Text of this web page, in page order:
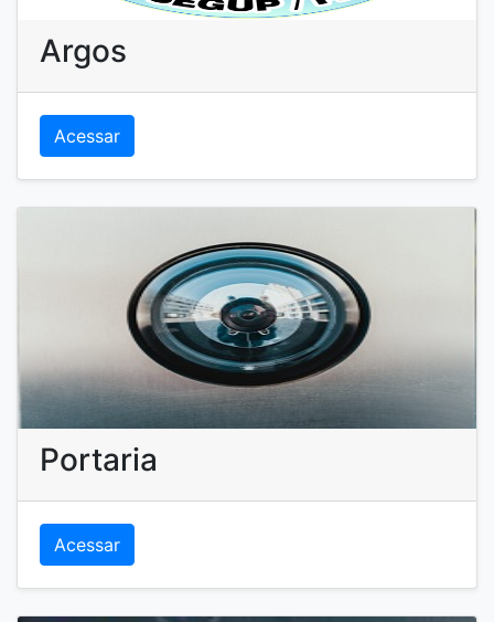
Argos
Portaria